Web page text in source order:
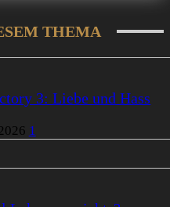
THEMA
3: Liebe und Hass
1